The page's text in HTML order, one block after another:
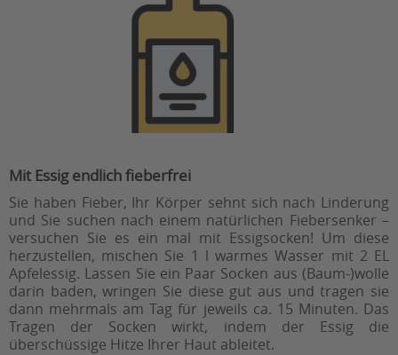
Mit Essig endlich fieberfrei
Sie haben Fieber, Ihr Körper sehnt sich nach Linderung
und Sie suchen nach einem natürlichen Fiebersenker –
versuchen Sie es ein mal mit Essigsocken! Um diese
herzustellen, mischen Sie 1 l warmes Wasser mit 2 EL
Apfelessig. Lassen Sie ein Paar Socken aus (Baum-)wolle
darin baden, wringen Sie diese gut aus und tragen sie
dann mehrmals am Tag für jeweils ca. 15 Minuten. Das
Tragen der Socken wirkt, indem der Essig die
überschüssige Hitze Ihrer Haut ableitet.